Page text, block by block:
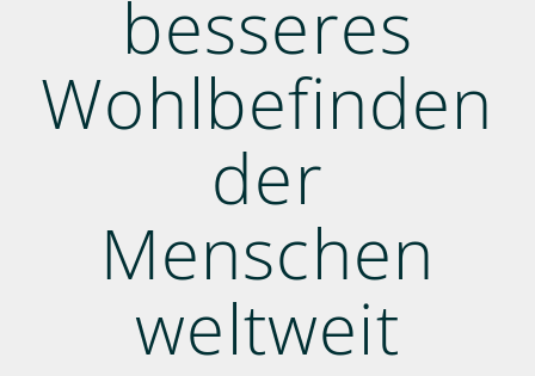
besseres
Wohlbefinden
der
Menschen
weltweit